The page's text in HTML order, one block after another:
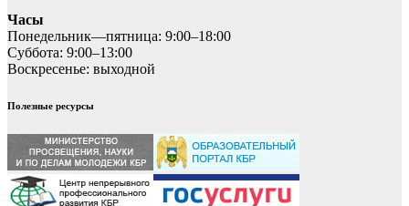
Часы
Понедельник—пятница: 9:00–18:00
Суббота: 9:00–13:00
Воскресенье: выходной
Полезные ресурсы